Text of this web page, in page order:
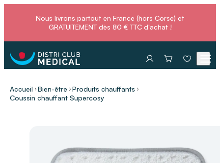
Nous livrons partout en France (hors Corse) et
GRATUITEMENT dès 80 € TTC d'achat !
Accueil Bien-être
Produits chauffants
Coussin chauffant Supercosy